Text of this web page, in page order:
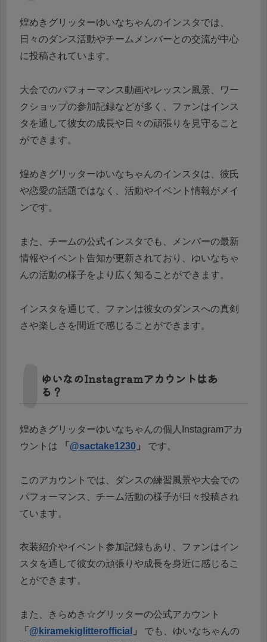
煌めきグリッターゆいなちゃんのインスタでは、
日々のダンス活動やチームメンバーとの交流が中心
に投稿されています。
大会でのパフォーマンス動画やレッスン風景、ワー
クショップの参加記録などが多く、ファンはインス
タを通して彼女の成長や日々の頑張りを見守ること
ができます。
煌めきグリッターゆいなちゃんのインスタは、彼氏
や恋愛の話題ではなく、活動やイベント情報がメイ
ンです。
また、チームの公式インスタでも、メンバーの最新
情報やイベント告知が更新されており、ゆいなちゃ
んの活動の様子をより広く知ることができます。
インスタを通じて、ファンは彼女のダンスへの真剣
さや楽しさを間近で感じることができます。
ゆいなのInstagramアカウントはあ
る？
煌めきグリッターゆいなちゃんの個人Instagramアカ
ウントは
「 @sactake1230 」 です。
このアカウントでは、ダンスの練習風景や大会での
パフォーマンス、チーム活動の様子が日々投稿され
ています。
衣装紹介やイベント参加記録もあり、ファンはイン
スタを通して彼女の頑張りや成長を身近に感じるこ
とができます。
また、きらめき☆グリッターの公式アカウント
「 @kiramekiglitterofficial 」
でも、ゆいなちゃんの